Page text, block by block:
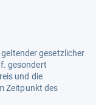
gesetzlicher
gesondert
und die
Zeitpunkt des